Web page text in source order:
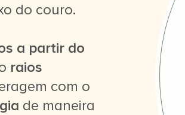
do couro.
a partir do
raios
com o
de maneira